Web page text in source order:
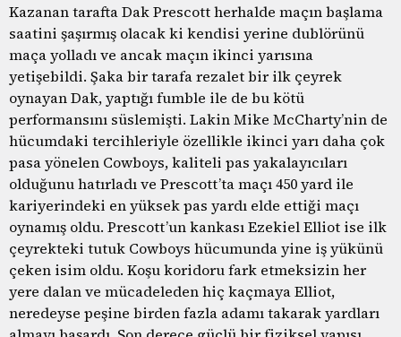
Kazanan tarafta Dak Prescott herhalde maçın başlama
saatini şaşırmış olacak ki kendisi yerine dublörünü
maça yolladı ve ancak maçın ikinci yarısına
yetişebildi. Şaka bir tarafa rezalet bir ilk çeyrek
oynayan Dak, yaptığı fumble ile de bu kötü
performansını süslemişti. Lakin Mike McCharty’nin de
hücumdaki tercihleriyle özellikle ikinci yarı daha çok
pasa yönelen Cowboys, kaliteli pas yakalayıcıları
olduğunu hatırladı ve Prescott’ta maçı 450 yard ile
kariyerindeki en yüksek pas yardı elde ettiği maçı
oynamış oldu. Prescott’un kankası Ezekiel Elliot ise ilk
çeyrekteki tutuk Cowboys hücumunda yine iş yükünü
çeken isim oldu. Koşu koridoru fark etmeksizin her
yere dalan ve mücadeleden hiç kaçmaya Elliot,
neredeyse peşine birden fazla adamı takarak yardları